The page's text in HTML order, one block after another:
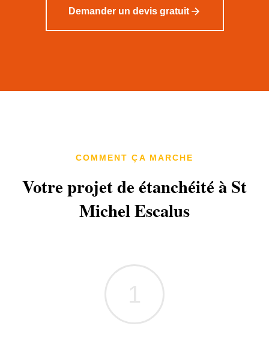
Demander un devis gratuit
COMMENT ÇA MARCHE
Votre projet de étanchéité à St
Michel Escalus
1